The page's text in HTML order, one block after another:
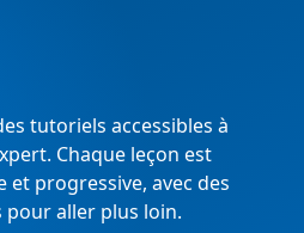
tutoriels accessibles à
Chaque leçon est
progressive, avec des
aller plus loin.